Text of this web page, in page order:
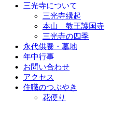
三光寺について
三光寺縁起
本山 教王護国寺
三光寺の四季
永代供養・墓地
年中行事
お問い合わせ
アクセス
住職のつぶやき
花便り